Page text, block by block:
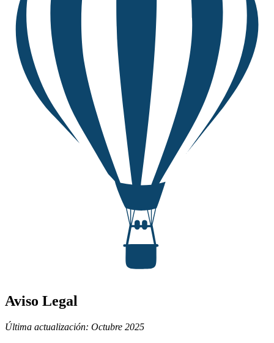
Aviso Legal
Última actualización: Octubre 2025